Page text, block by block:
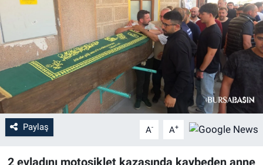
Paylaş A- A+
Eğitim
Ekonomi
Dünya
Teknoloji